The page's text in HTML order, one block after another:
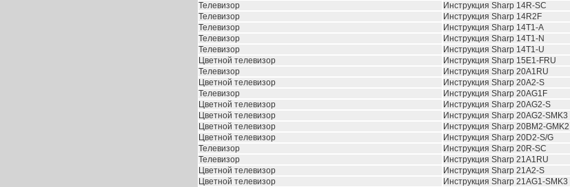
Телевизор
Инструкция Sharp 14R-SC
Телевизор
Инструкция Sharp 14R2F
Телевизор
Инструкция Sharp 14T1-A
Телевизор
Инструкция Sharp 14T1-N
Телевизор
Инструкция Sharp 14T1-U
Цветной телевизор
Инструкция Sharp 15E1-FRU
Телевизор
Инструкция Sharp 20A1RU
Цветной телевизор
Инструкция Sharp 20A2-S
Телевизор
Инструкция Sharp 20AG1F
Цветной телевизор
Инструкция Sharp 20AG2-S
Цветной телевизор
Инструкция Sharp 20AG2-SMK3
Цветной телевизор
Инструкция Sharp 20BM2-GMK2
Цветной телевизор
Инструкция Sharp 20D2-S/G
Телевизор
Инструкция Sharp 20R-SC
Телевизор
Инструкция Sharp 21A1RU
Цветной телевизор
Инструкция Sharp 21A2-S
Цветной телевизор
Инструкция Sharp 21AG1-SMK3